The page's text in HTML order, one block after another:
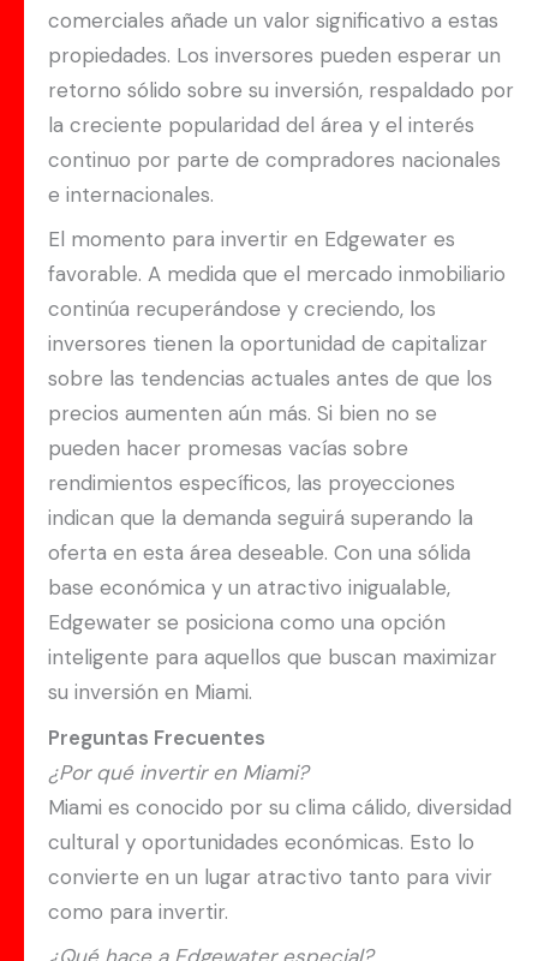
comerciales añade un valor significativo a estas
propiedades. Los inversores pueden esperar un
retorno sólido sobre su inversión, respaldado por
la creciente popularidad del área y el interés
continuo por parte de compradores nacionales
e internacionales.
El momento para invertir en Edgewater es
favorable. A medida que el mercado inmobiliario
continúa recuperándose y creciendo, los
inversores tienen la oportunidad de capitalizar
sobre las tendencias actuales antes de que los
precios aumenten aún más. Si bien no se
pueden hacer promesas vacías sobre
rendimientos específicos, las proyecciones
indican que la demanda seguirá superando la
oferta en esta área deseable. Con una sólida
base económica y un atractivo inigualable,
Edgewater se posiciona como una opción
inteligente para aquellos que buscan maximizar
su inversión en Miami.
Preguntas Frecuentes
¿Por qué invertir en Miami?
Miami es conocido por su clima cálido, diversidad
cultural y oportunidades económicas. Esto lo
convierte en un lugar atractivo tanto para vivir
como para invertir.